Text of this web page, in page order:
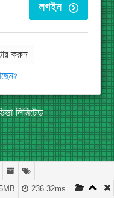
লগইন
করুন
লিমিটেড
236.32ms